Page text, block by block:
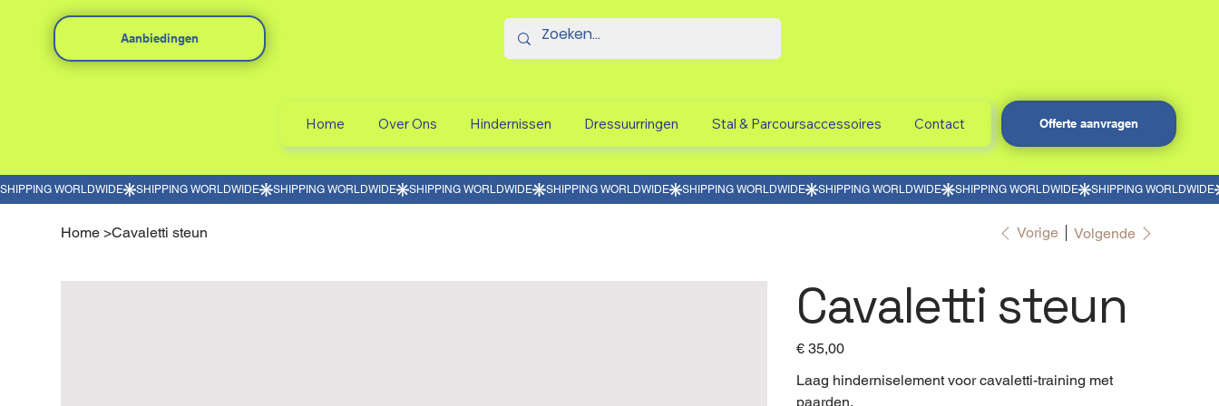
Home Over Ons Hindernissen Dressuurringen Stal & Parcoursaccessoires Contact
Aanbiedingen
Offerte aanvragen
Home >Cavaletti steun Vorige Volgende
Cavaletti steun
Prijs
€ 35,00
Laag hinderniselement voor cavaletti-training met
paarden.